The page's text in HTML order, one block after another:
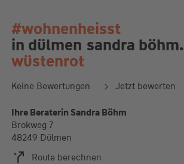
#wohnenheisst
in dülmen sandra böhm.
wüstenrot
Keine Bewertungen Jetzt bewerten
Ihre Beraterin Sandra Böhm
Brokweg 7
48249 Dülmen
Route berechnen